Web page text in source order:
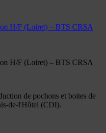
H/F (Loiret) – BTS CRSA
H/F (Loiret) – BTS CRSA
de pochons et boites de
de-l'Hôtel (CDI).